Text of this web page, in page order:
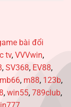
bài đổi
tv, VVVwin,
, SV368, EV88,
mb66, m88, 123b,
, win55, 789club,